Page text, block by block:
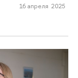
16 апреля 2025